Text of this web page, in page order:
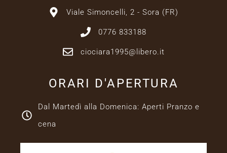
Viale Simoncelli, 2 - Sora (FR)
0776 833188
ciociara1995@libero.it
ORARI D'APERTURA
Dal Martedì alla Domenica: Aperti Pranzo e
cena